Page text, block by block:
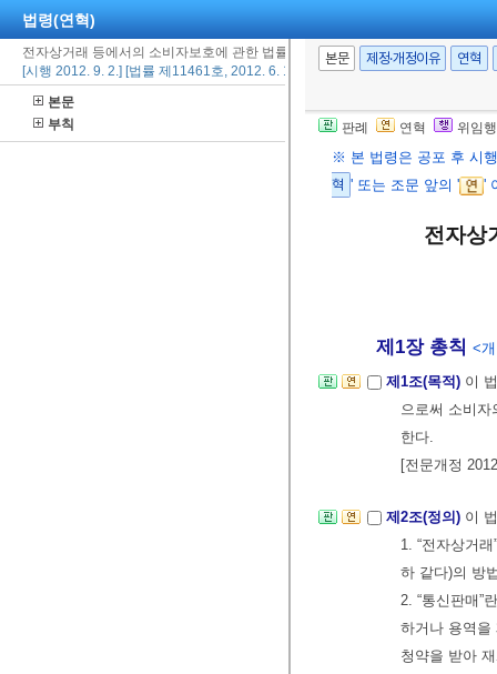
법령(연혁)
전자상거래 등에서의 소비자보호에 관한 법률
[시행 2012. 9. 2.] [법률 제11461호, 2012. 6. 1., 타법개정]
본문
부칙
본문 제정·개정이유 연혁
판례 연혁 위임
※ 본 법령은 공포 후 시
혁 ' 또는 조문 앞의 ' '
전자상
제1장 총칙 <
제1조(목적) 이
으로써 소비
한다.
[전문개정
제2조(정의) 이
1. “전자상거
하 같다)의 방
2. “통신판매”
하거나 용역을
청약을 받아